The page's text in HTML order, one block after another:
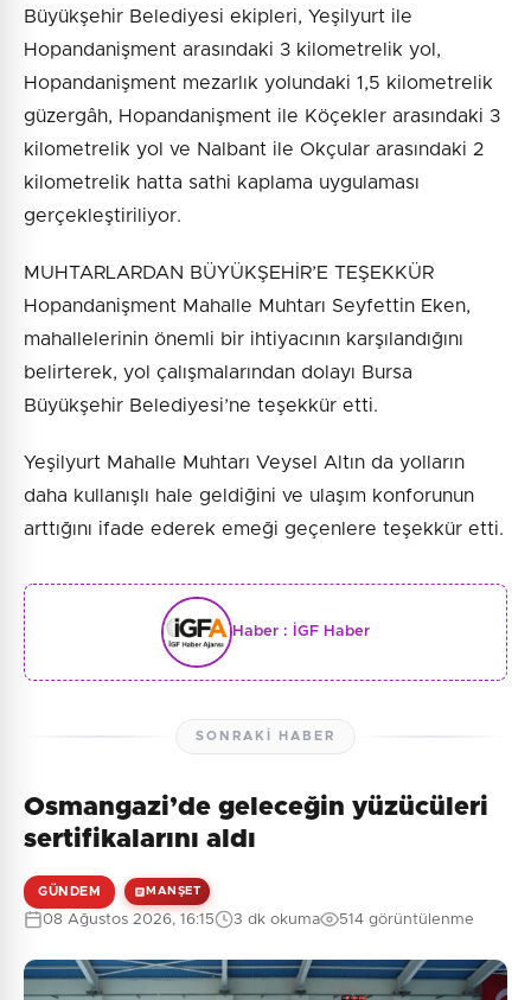
Büyükşehir Belediyesi ekipleri, Yeşilyurt ile
Hopandanişment arasındaki 3 kilometrelik yol,
Hopandanişment mezarlık yolundaki 1,5 kilometrelik
güzergâh, Hopandanişment ile Köçekler arasındaki 3
kilometrelik yol ve Nalbant ile Okçular arasındaki 2
kilometrelik hatta sathi kaplama uygulaması
gerçekleştiriliyor.
MUHTARLARDAN BÜYÜKŞEHİR’E TEŞEKKÜR
Hopandanişment Mahalle Muhtarı Seyfettin Eken,
mahallelerinin önemli bir ihtiyacının karşılandığını
belirterek, yol çalışmalarından dolayı Bursa
Büyükşehir Belediyesi’ne teşekkür etti.
Yeşilyurt Mahalle Muhtarı Veysel Altın da yolların
daha kullanışlı hale geldiğini ve ulaşım konforunun
arttığını ifade ederek emeği geçenlere teşekkür etti.
Haber : İGF Haber
SONRAKI HABER
Osmangazi’de geleceğin yüzücüleri
sertifikalarını aldı
GÜNDEM MANŞET
08 Ağustos 2026, 16:15 3 dk okuma 514 görüntülenme